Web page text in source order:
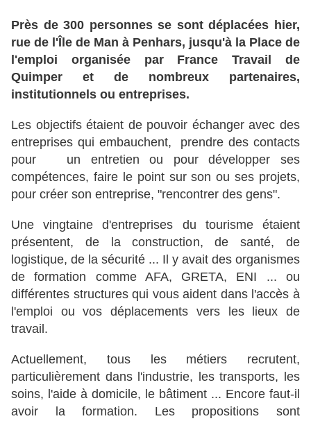
Près de 300 personnes se sont déplacées hier,
rue de l'Île de Man à Penhars, jusqu'à la Place de
l'emploi organisée par France Travail de
Quimper et de nombreux partenaires,
institutionnels ou entreprises.
Les objectifs étaient de pouvoir échanger avec des
entreprises qui embauchent, prendre des contacts
pour un entretien ou pour développer ses
compétences, faire le point sur son ou ses projets,
pour créer son entreprise, "rencontrer des gens".
Une vingtaine d'entreprises du tourisme étaient
présentent, de la construction, de santé, de
logistique, de la sécurité ... Il y avait des organismes
de formation comme AFA, GRETA, ENI ... ou
différentes structures qui vous aident dans l'accès à
l'emploi ou vos déplacements vers les lieux de
travail.
Actuellement, tous les métiers recrutent,
particulièrement dans l'industrie, les transports, les
soins, l'aide à domicile, le bâtiment ... Encore faut-il
avoir la formation. Les propositions sont